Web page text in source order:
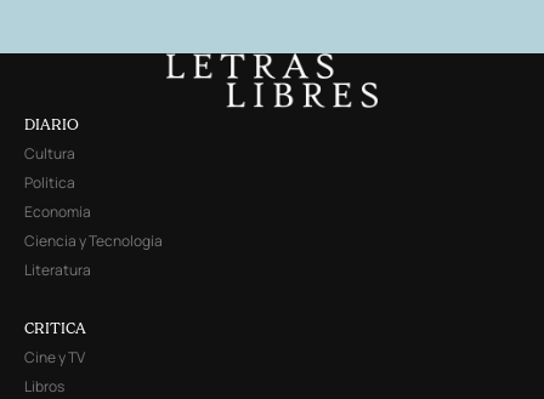
DIARIO
Cultura
Política
Economía
Ciencia y Tecnología
Literatura
CRITICA
Cine y TV
Libros